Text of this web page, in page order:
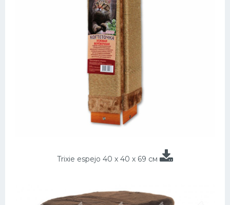
Trixie espejo 40 х 40 х 69 см